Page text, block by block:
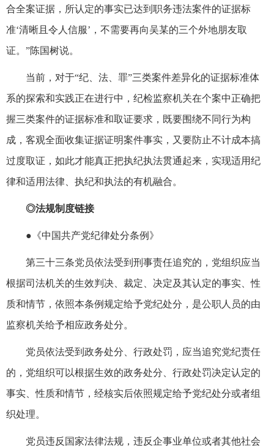
合全案证据，所认定的事实已达到职务违法案件的证据标
准‘清晰且令人信服’，不需要再向吴某的三个外地朋友取
证。”陈国树说。
当前，对于“纪、法、罪”三类案件差异化的证据标准体
系的探索和实践正在进行中，纪检监察机关在个案中正确把
握三类案件的证据标准和取证要求，既要围绕不同行为构
成，客观全面收集证据证明案件事实，又要防止不计成本搞
过度取证，如此才能真正把执纪执法贯通起来，实现适用纪
律和适用法律、执纪和执法的有机融合。
◎法规制度链接
●《中国共产党纪律处分条例》
第三十三条党员依法受到刑事责任追究的，党组织应当
根据司法机关的生效判决、裁定、决定及其认定的事实、性
质和情节，依照本条例规定给予党纪处分，是公职人员的由
监察机关给予相应政务处分。
党员依法受到政务处分、行政处罚，应当追究党纪责任
的，党组织可以根据生效的政务处分、行政处罚决定认定的
事实、性质和情节，经核实后依照规定给予党纪处分或者组
织处理。
党员违反国家法律法规，违反企事业单位或者其他社会